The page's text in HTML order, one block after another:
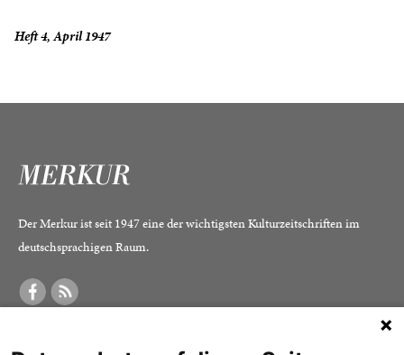
Heft 4, April 1947
Der Merkur ist seit 1947 eine der wichtigsten Kulturzeitschriften im
deutschsprachigen Raum.